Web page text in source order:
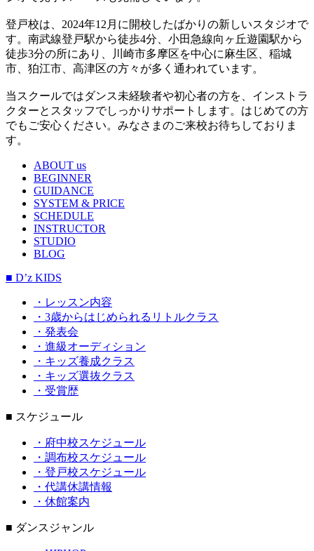
登戸校は、2024年12月に開校したばかりの新しいスタジオで
す。南武線登戸駅から徒歩4分、小田急線向ヶ丘遊園駅から
徒歩3分の所にあり、川崎市多摩区を中心に麻生区、稲城
市、狛江市、高津区の方々が多く通われています。
当スクールではダンス未経験者や初心者の方を、インストラ
クターとスタッフでしっかりサポートします。はじめての方
でもご安心ください。みなさまのご来校お待ちしておりま
す。
ABOUT us
BEGINNER
GUIDANCE
SYSTEM & PRICE
SCHEDULE
INSTRUCTOR
STUDIO
BLOG
■ D’z KIDS
・レッスン内容
・3歳からはじめられるリトルクラス
・発表会
・進級オーディション
・キッズ養成クラス
・キッズ選抜クラス
・受賞歴
■ スケジュール
・府中校スケジュール
・調布校スケジュール
・登戸校スケジュール
・代講休講情報
・休館案内
■ ダンスジャンル